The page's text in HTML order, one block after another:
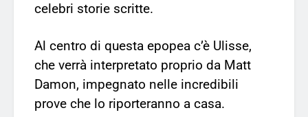
celebri storie scritte.
Al centro di questa epopea c’è Ulisse,
che verrà interpretato proprio da Matt
Damon, impegnato nelle incredibili
prove che lo riporteranno a casa.